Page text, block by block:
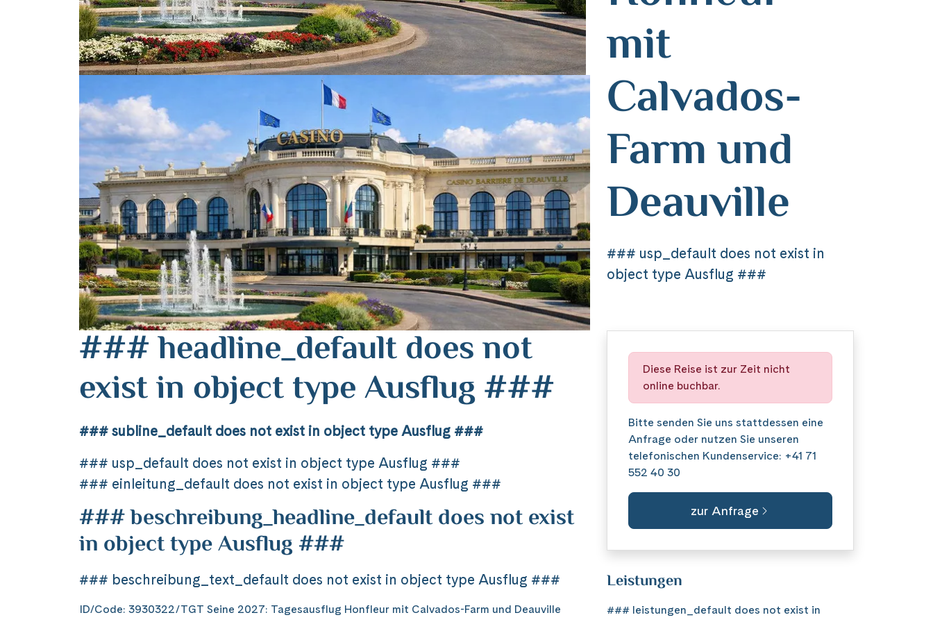
mit
Calvados-
Farm und
Deauville
### usp_default does not exist in
object type Ausflug ###
### headline_default does not
exist in object type Ausflug ###
### subline_default does not exist in object type Ausflug ###
### usp_default does not exist in object type Ausflug ###
### einleitung_default does not exist in object type Ausflug ###
### beschreibung_headline_default does not exist
in object type Ausflug ###
### beschreibung_text_default does not exist in object type Ausflug ###
ID/Code: 3930322/TGT Seine 2027: Tagesausflug Honfleur mit Calvados-Farm und Deauville
Diese Reise ist zur Zeit nicht
online buchbar.
Bitte senden Sie uns stattdessen eine
Anfrage oder nutzen Sie unseren
telefonischen Kundenservice: +41 71
552 40 30
zur Anfrage
Leistungen
### leistungen_default does not exist in